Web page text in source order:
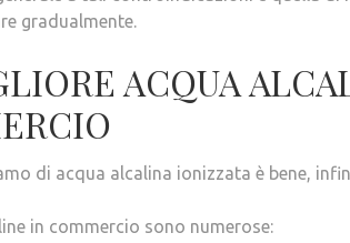
gradualmente.
ACQUA
di acqua alcalina ionizzata è bene,
in commercio sono numerose: